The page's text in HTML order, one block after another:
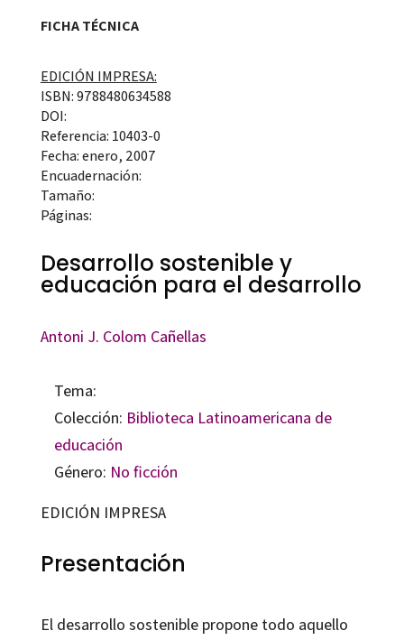
FICHA TÉCNICA
EDICIÓN IMPRESA:
ISBN: 9788480634588
DOI:
Referencia: 10403-0
Fecha: enero, 2007
Encuadernación:
Tamaño:
Páginas:
Desarrollo sostenible y
educación para el desarrollo
Antoni J. Colom Cañellas
Tema:
Colección: Biblioteca Latinoamericana de
educación
Género: No ficción
EDICIÓN IMPRESA
Presentación
El desarrollo sostenible propone todo aquello